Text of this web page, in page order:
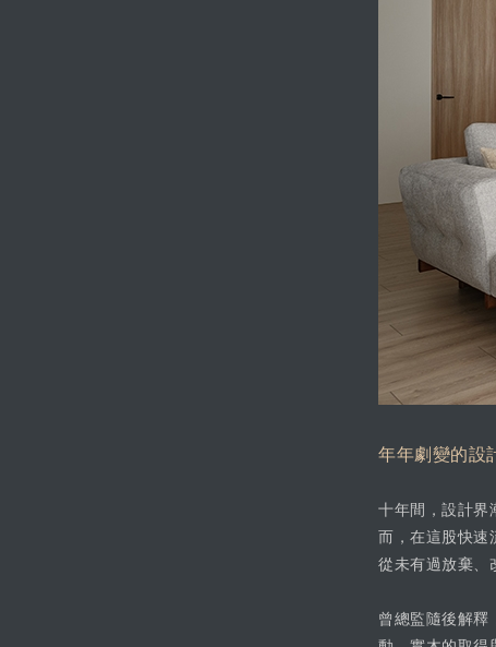
年年劇變的設
十年間，設計界
而，在這股快
從未有過放棄、
曾總監隨後解釋